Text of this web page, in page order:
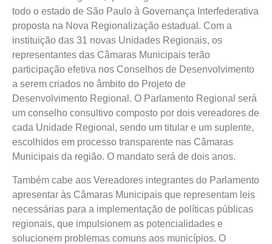
todo o estado de São Paulo à Governança Interfederativa
proposta na Nova Regionalização estadual. Com a
instituição das 31 novas Unidades Regionais, os
representantes das Câmaras Municipais terão
participação efetiva nos Conselhos de Desenvolvimento
a serem criados no âmbito do Projeto de
Desenvolvimento Regional. O Parlamento Regional será
um conselho consultivo composto por dois vereadores de
cada Unidade Regional, sendo um titular e um suplente,
escolhidos em processo transparente nas Câmaras
Municipais da região. O mandato será de dois anos.
Também cabe aos Vereadores integrantes do Parlamento
apresentar às Câmaras Municipais que representam leis
necessárias para a implementação de políticas públicas
regionais, que impulsionem as potencialidades e
solucionem problemas comuns aos municípios. O